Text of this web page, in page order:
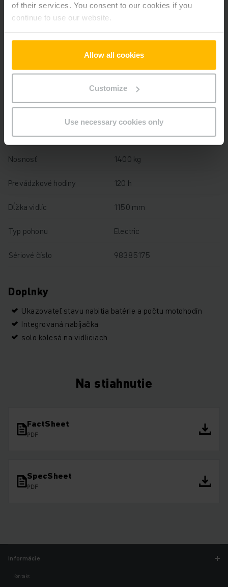
of their services. You consent to our cookies if you
continue to use our website.
Allow all cookies
Customize
Use necessary cookies only
Technické údaje
Batéria Lítium-iónová, 25 V / 40 Ah
2023
Rok 2023
Výška zdvihu 122 mm
Nosnosť 1400 kg
Prevádzkové hodiny 120 h
Dĺžka vidlíc 1150 mm
Typ pohonu Electric
Sériové číslo 98385175
Doplnky
Ukazovateľ stavu nabitia batérie a počtu motohodín
Integrovaná nabíjačka
solo kolesá na vidliciach
Na stiahnutie
FactSheet
PDF
SpecSheet
PDF
Informácie
Kontakt